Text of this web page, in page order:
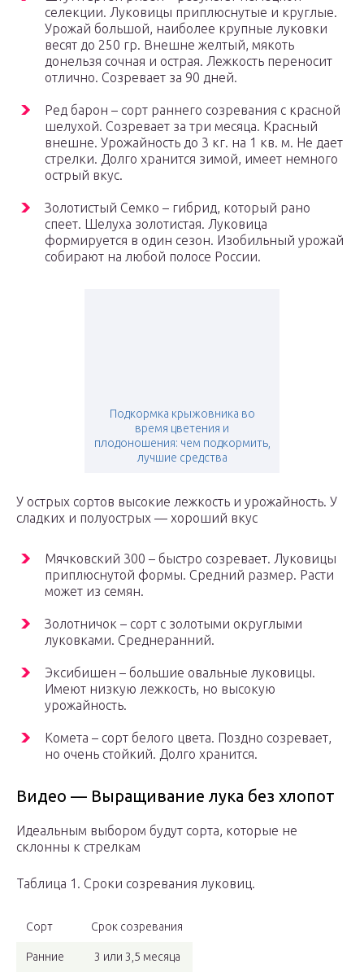
селекции. Луковицы приплюснутые и круглые.
Урожай большой, наиболее крупные луковки
весят до 250 гр. Внешне желтый, мякоть
донельзя сочная и острая. Лежкость переносит
отлично. Созревает за 90 дней.
Ред барон – сорт раннего созревания с красной
шелухой. Созревает за три месяца. Красный
внешне. Урожайность до 3 кг. на 1 кв. м. Не дает
стрелки. Долго хранится зимой, имеет немного
острый вкус.
Золотистый Семко – гибрид, который рано
спеет. Шелуха золотистая. Луковица
формируется в один сезон. Изобильный урожай
собирают на любой полосе России.
Подкормка крыжовника во
время цветения и
плодоношения: чем подкормить,
лучшие средства
У острых сортов высокие лежкость и урожайность. У
сладких и полуострых — хороший вкус
Мячковский 300 – быстро созревает. Луковицы
приплюснутой формы. Средний размер. Расти
может из семян.
Золотничок – сорт с золотыми округлыми
луковками. Среднеранний.
Эксибишен – большие овальные луковицы.
Имеют низкую лежкость, но высокую
урожайность.
Комета – сорт белого цвета. Поздно созревает,
но очень стойкий. Долго хранится.
Видео — Выращивание лука без хлопот
Идеальным выбором будут сорта, которые не
склонны к стрелкам
Таблица 1. Сроки созревания луковиц.
Сорт Срок созревания
Ранние 3 или 3,5 месяца